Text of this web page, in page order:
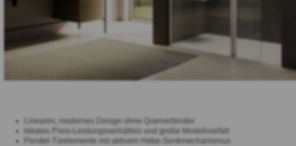
Lineares, modernes Design ohne Querverbinder
Ideales Preis-Leistungsverhältnis und große Modellvielfalt
Pendel-Türelemente mit aktivem Hebe-Senkmechanismus